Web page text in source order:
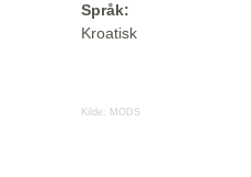
Språk:
Kroatisk
Kilde: MODS